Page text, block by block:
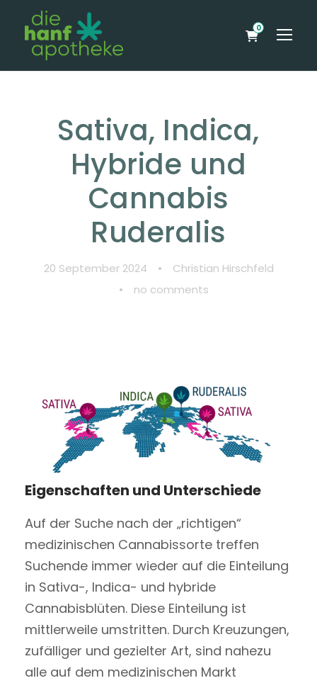
0
Sativa, Indica,
Hybride und
Cannabis
Ruderalis
20 September 2024 •
Christian Hirschfeld
•
no comments
Eigenschaften und Unterschiede
Auf der Suche nach der „richtigen“
medizinischen Cannabissorte treffen
Suchende immer wieder auf die Einteilung
in Sativa-, Indica- und hybride
Cannabisblüten. Diese Einteilung ist
mittlerweile umstritten. Durch Kreuzungen,
zufälliger und gezielter Art, sind nahezu
alle auf dem medizinischen Markt